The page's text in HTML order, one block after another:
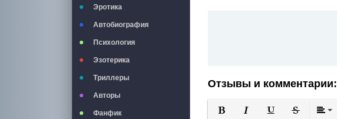
Эротика
Автобиография
Психология
Эзотерика
Триллеры
Авторы
Фанфик
Отзывы и комментарии: